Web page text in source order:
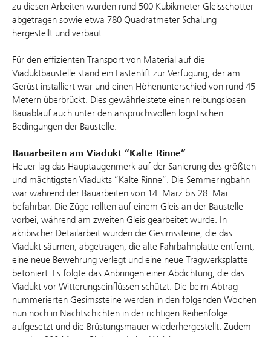
zu diesen Arbeiten wurden rund 500 Kubikmeter Gleisschotter
abgetragen sowie etwa 780 Quadratmeter Schalung
hergestellt und verbaut.
Für den effizienten Transport von Material auf die
Viaduktbaustelle stand ein Lastenlift zur Verfügung, der am
Gerüst installiert war und einen Höhenunterschied von rund 45
Metern überbrückt. Dies gewährleistete einen reibungslosen
Bauablauf auch unter den anspruchsvollen logistischen
Bedingungen der Baustelle.
Bauarbeiten am Viadukt “Kalte Rinne”
Heuer lag das Hauptaugenmerk auf der Sanierung des größten
und mächtigsten Viadukts “Kalte Rinne”. Die Semmeringbahn
war während der Bauarbeiten von 14. März bis 28. Mai
befahrbar. Die Züge rollten auf einem Gleis an der Baustelle
vorbei, während am zweiten Gleis gearbeitet wurde. In
akribischer Detailarbeit wurden die Gesimssteine, die das
Viadukt säumen, abgetragen, die alte Fahrbahnplatte entfernt,
eine neue Bewehrung verlegt und eine neue Tragwerksplatte
betoniert. Es folgte das Anbringen einer Abdichtung, die das
Viadukt vor Witterungseinflüssen schützt. Die beim Abtrag
nummerierten Gesimssteine werden in den folgenden Wochen
nun noch in Nachtschichten in der richtigen Reihenfolge
aufgesetzt und die Brüstungsmauer wiederhergestellt. Zudem